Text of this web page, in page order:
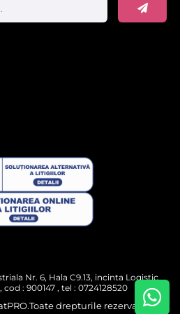
Nr. 6, Hala C9.13, incinta Logistic
: 900147 , tel : 0724128520
drepturile rezervate.